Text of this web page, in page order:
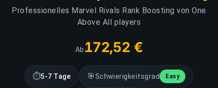
Professionelles Marvel Rivals Rank Boosting von One
Above All players
Ab 172,52 €
⏱5-7 Tage 🎯 Schwierigkeitsgrad Easy